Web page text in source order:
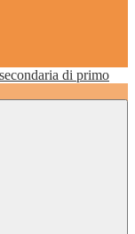
di primo